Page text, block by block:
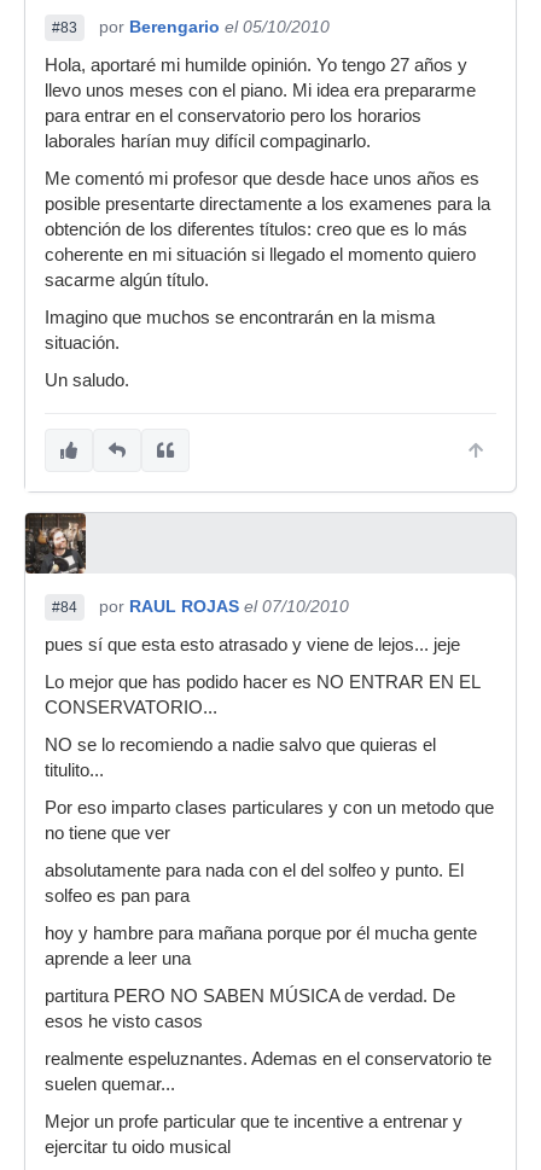
#83 por Berengario el 05/10/2010
Hola, aportaré mi humilde opinión. Yo tengo 27 años y
llevo unos meses con el piano. Mi idea era prepararme
para entrar en el conservatorio pero los horarios
laborales harían muy difícil compaginarlo.
Me comentó mi profesor que desde hace unos años es
posible presentarte directamente a los examenes para la
obtención de los diferentes títulos: creo que es lo más
coherente en mi situación si llegado el momento quiero
sacarme algún título.
Imagino que muchos se encontrarán en la misma
situación.
Un saludo.
#84 por RAUL ROJAS el 07/10/2010
pues sí que esta esto atrasado y viene de lejos... jeje
Lo mejor que has podido hacer es NO ENTRAR EN EL
CONSERVATORIO...
NO se lo recomiendo a nadie salvo que quieras el
titulito...
Por eso imparto clases particulares y con un metodo que
no tiene que ver
absolutamente para nada con el del solfeo y punto. El
solfeo es pan para
hoy y hambre para mañana porque por él mucha gente
aprende a leer una
partitura PERO NO SABEN MÚSICA de verdad. De
esos he visto casos
realmente espeluznantes. Ademas en el conservatorio te
suelen quemar...
Mejor un profe particular que te incentive a entrenar y
ejercitar tu oido musical